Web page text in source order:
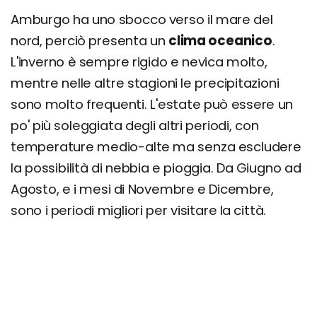
Amburgo ha uno sbocco verso il mare del
nord, perciò presenta un clima oceanico.
L'inverno è sempre rigido e nevica molto,
mentre nelle altre stagioni le precipitazioni
sono molto frequenti. L'estate può essere un
po' più soleggiata degli altri periodi, con
temperature medio-alte ma senza escludere
la possibilità di nebbia e pioggia. Da Giugno ad
Agosto, e i mesi di Novembre e Dicembre,
sono i periodi migliori per visitare la città.